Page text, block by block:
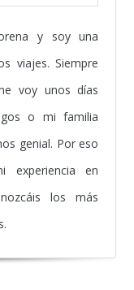
y soy una
viajes. Siempre
voy unos días
o mi familia
genial. Por eso
experiencia en
los más